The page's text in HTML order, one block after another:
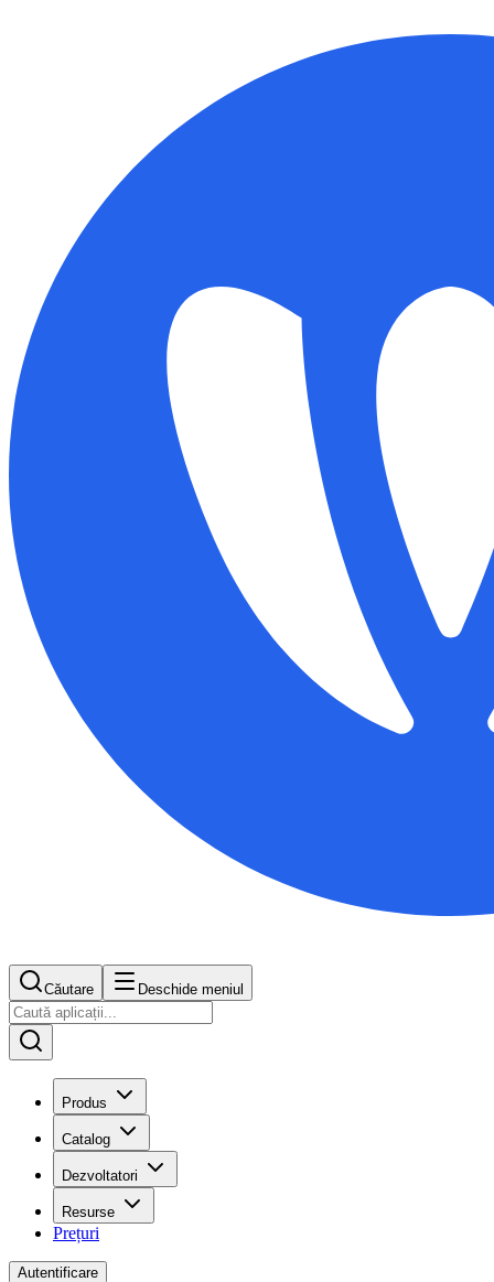
Căutare Deschide meniul
Produs
Catalog
Dezvoltatori
Resurse
Prețuri
Autentificare